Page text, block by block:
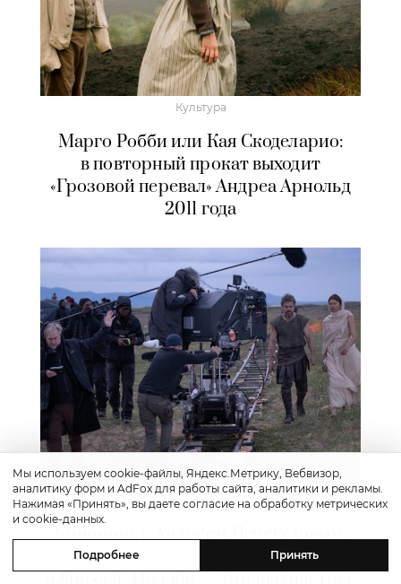
Культура
Марго Робби или Кая Скоделарио:
в повторный прокат выходит
«Грозовой перевал» Андреа Арнольд
2011 года
Культура
Киноночь с Андреем Перегудовым.
Все истории — о возвращении домой:
Мы используем cookie-файлы, Яндекс.Метрику, Вебвизор,
аналитику форм и AdFox для работы сайта, аналитики и рекламы.
Нажимая «Принять», вы даете согласие на обработку метрических
и cookie-данных.
Подробнее Принять